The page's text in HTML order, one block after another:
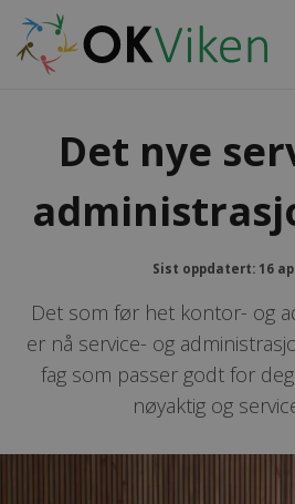
Det nye
Sist oppdatert: 16
Det som før het kontor- og
er nå service- og
fag som passer godt for
nøyaktig og